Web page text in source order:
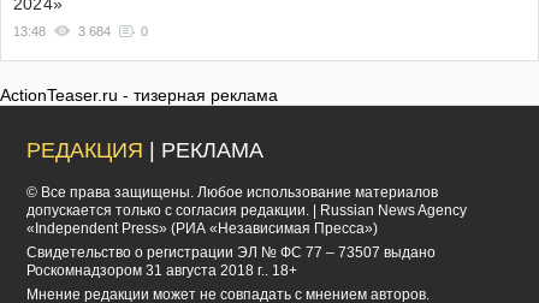
2024»
13:48 3 684 0
ActionTeaser.ru - тизерная реклама
РЕДАКЦИЯ | РЕКЛАМА
© Все права защищены. Любое использование материалов
допускается только с согласия редакции. | Russian News Agency
«Independent Press» (РИА «Независимая Пресса»)
Cвидетельство о регистрации ЭЛ № ФС 77 – 73507 выдано
Роскомнадзором 31 августа 2018 г.. 18+
Мнение редакции может не совпадать с мнением авторов.